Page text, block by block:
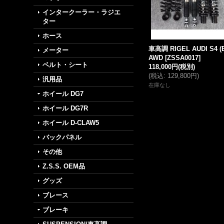
インタークーラー・ラジエ
ター
ホース
メーター
ベルト・シート
汎用品
ホイール DG7
ホイール DG7R
ホイール D-CLAW5
バックパネル
その他
Z.S.S. OEM品
グッズ
ブレース
ブレーキ
車高調 RIGEL AUDI S4
AWD [ZSSA0017]
118,000円(税別)
(税込: 129,800円)
在庫なし